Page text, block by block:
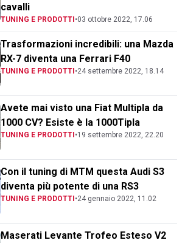
cavalli
TUNING E PRODOTTI•03 ottobre 2022, 17.06
Trasformazioni incredibili: una Mazda
RX-7 diventa una Ferrari F40
TUNING E PRODOTTI•24 settembre 2022, 18.14
Avete mai visto una Fiat Multipla da
1000 CV? Esiste è la 1000Tipla
TUNING E PRODOTTI•19 settembre 2022, 22.20
Con il tuning di MTM questa Audi S3
diventa più potente di una RS3
TUNING E PRODOTTI•24 gennaio 2022, 11.02
Maserati Levante Trofeo Esteso V2